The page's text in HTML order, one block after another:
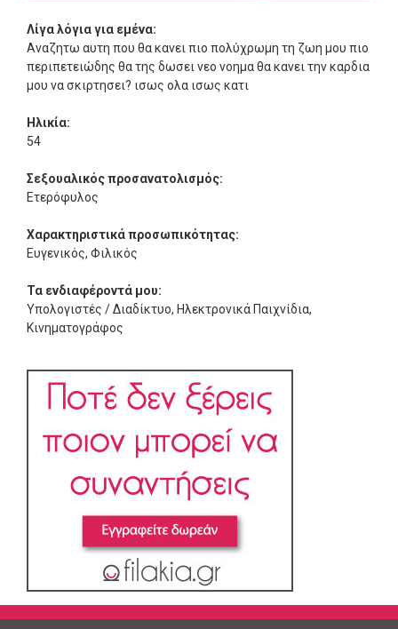
Λίγα λόγια για εμένα:
Αναζητω αυτη που θα κανει πιο πολύχρωμη τη ζωη μου πιο
περιπετειώδης θα της δωσει νεο νοημα θα κανει την καρδια
μου να σκιρτησει? ισως ολα ισως κατι
Ηλικία:
54
Σεξουαλικός προσανατολισμός:
Ετερόφυλος
Χαρακτηριστικά προσωπικότητας:
Ευγενικός, Φιλικός
Τα ενδιαφέροντά μου:
Υπολογιστές / Διαδίκτυο, Ηλεκτρονικά Παιχνίδια,
Κινηματογράφος